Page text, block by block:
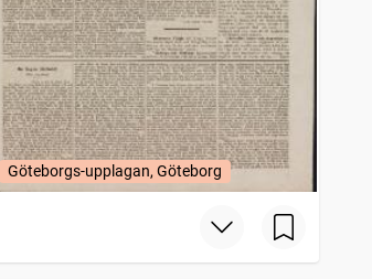
Göteborgs-upplagan, Göteborg